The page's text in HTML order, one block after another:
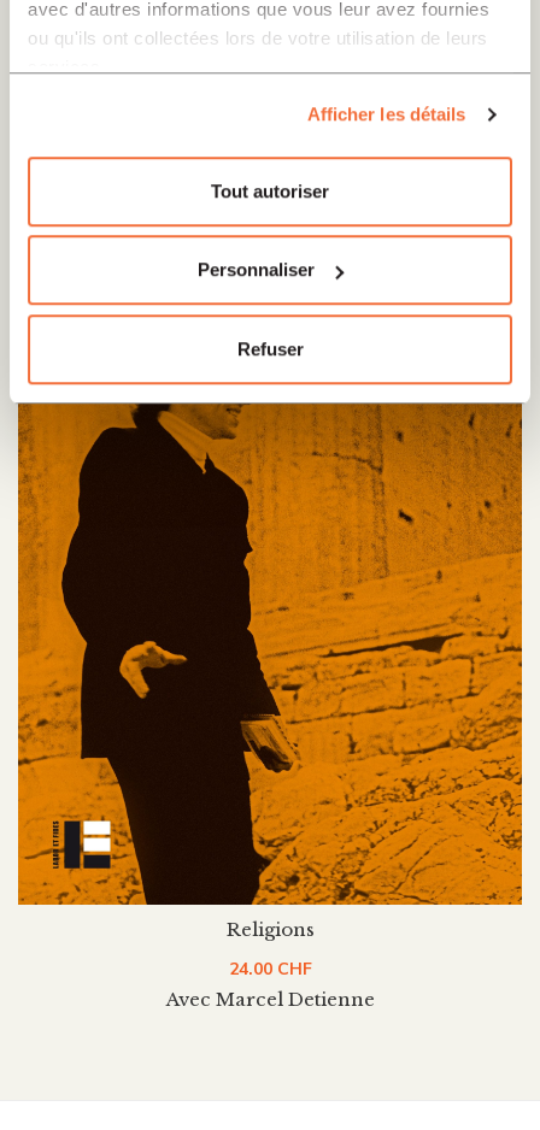
avec d'autres informations que vous leur avez fournies
ou qu'ils ont collectées lors de votre utilisation de leurs
Afficher les détails
Tout autoriser
Personnaliser
Refuser
puis Philippe Portier."
Avec Marcel Detienne
Religions
24.00 CHF